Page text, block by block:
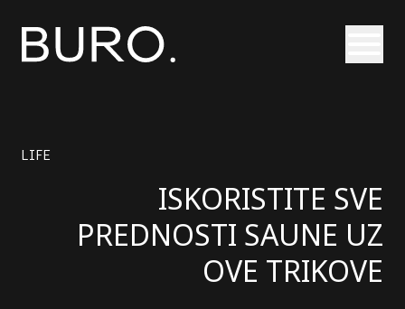
LIFE
ISKORISTITE SVE
PREDNOSTI SAUNE UZ
OVE TRIKOVE